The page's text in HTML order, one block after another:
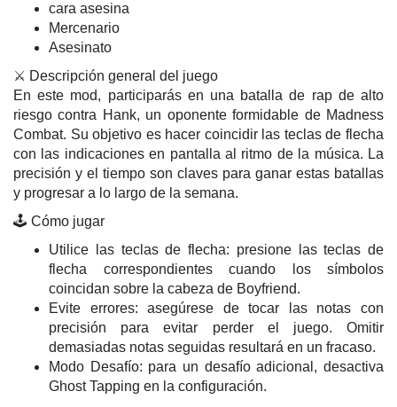
cara asesina
Mercenario
Asesinato
⚔️ Descripción general del juego
En este mod, participarás en una batalla de rap de alto
riesgo contra Hank, un oponente formidable de Madness
Combat. Su objetivo es hacer coincidir las teclas de flecha
con las indicaciones en pantalla al ritmo de la música. La
precisión y el tiempo son claves para ganar estas batallas
y progresar a lo largo de la semana.
🕹️ Cómo jugar
Utilice las teclas de flecha: presione las teclas de
flecha correspondientes cuando los símbolos
coincidan sobre la cabeza de Boyfriend.
Evite errores: asegúrese de tocar las notas con
precisión para evitar perder el juego. Omitir
demasiadas notas seguidas resultará en un fracaso.
Modo Desafío: para un desafío adicional, desactiva
Ghost Tapping en la configuración.